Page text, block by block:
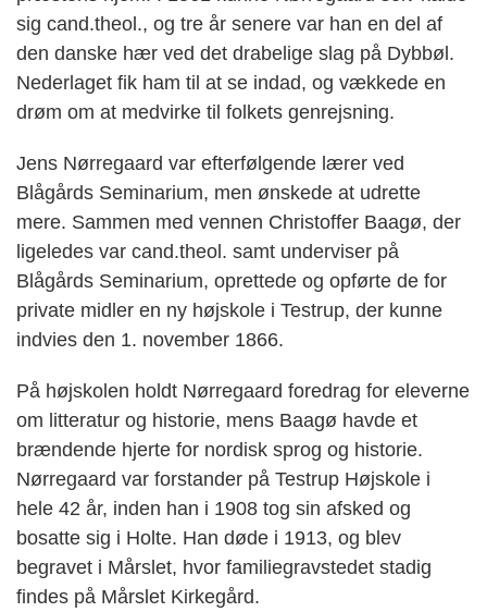
sig cand.theol., og tre år senere var han en del af
den danske hær ved det drabelige slag på Dybbøl.
Nederlaget fik ham til at se indad, og vækkede en
drøm om at medvirke til folkets genrejsning.
Jens Nørregaard var efterfølgende lærer ved
Blågårds Seminarium, men ønskede at udrette
mere. Sammen med vennen Christoffer Baagø, der
ligeledes var cand.theol. samt underviser på
Blågårds Seminarium, oprettede og opførte de for
private midler en ny højskole i Testrup, der kunne
indvies den 1. november 1866.
På højskolen holdt Nørregaard foredrag for eleverne
om litteratur og historie, mens Baagø havde et
brændende hjerte for nordisk sprog og historie.
Nørregaard var forstander på Testrup Højskole i
hele 42 år, inden han i 1908 tog sin afsked og
bosatte sig i Holte. Han døde i 1913, og blev
begravet i Mårslet, hvor familiegravstedet stadig
findes på Mårslet Kirkegård.